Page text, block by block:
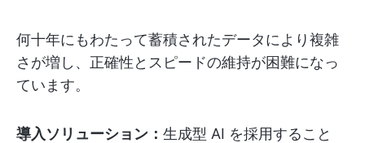
何十年にもわたって蓄積されたデータにより複雑
さが増し、正確性とスピードの維持が困難になっ
ています。
導入ソリューション： 生成型 AI を採用すること